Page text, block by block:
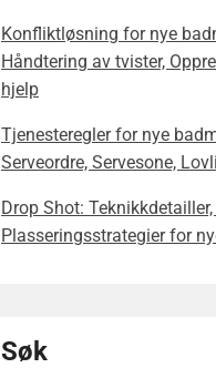
Konfliktløsning for nye
Håndtering av tvister,
hjelp
Tjenesteregler for nye
Serveordre, Servesone,
Drop Shot:
Plasseringsstrategier for
Søk